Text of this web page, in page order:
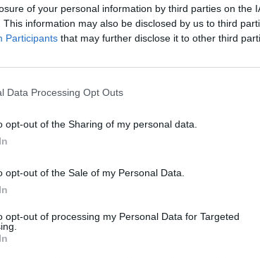
of your personal information by third parties on the
This information may also be disclosed by us to third
Participants that may further disclose it to other third
Data Processing Opt Outs
opt-out of the Sharing of my personal data.
opt-out of the Sale of my Personal Data.
opt-out of processing my Personal Data for Targeted
scandal, am plecat cu ce aveam pe mine și nu m-
m-am speriat. Ilie nu mi-a dat niciun semn de
că nici eu nu l-am căutat, nu văd de ce aș
încă dacă voi divorța sau nu, aștept să mă
Sunt foarte tristă și afectată de cele
al Ioanei, a pretins că
motiv pentru Ilie Năstase să devină gelos și s-o
-